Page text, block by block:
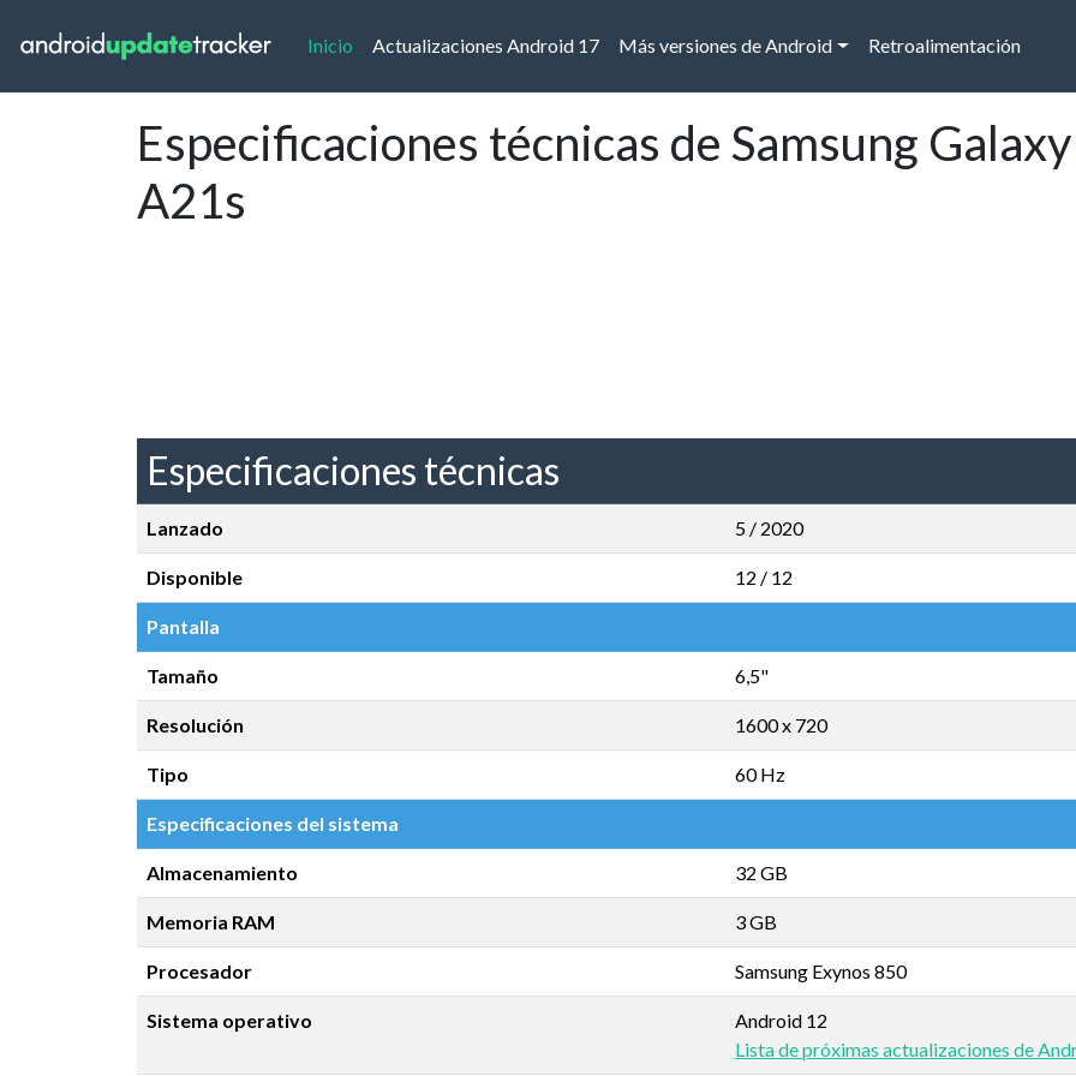
Inicio (current)
Actualizaciones Android 17 Más versiones de Android Retroalimentación
Especificaciones técnicas de Samsung Galaxy
A21s
Especificaciones técnicas
Lanzado 5 / 2020
Disponible 12 / 12
Pantalla
Tamaño 6,5"
Resolución 1600 x 720
Tipo 60 Hz
Especificaciones del sistema
Almacenamiento 32 GB
Memoria RAM 3 GB
Procesador Samsung Exynos 850
Sistema operativo
Android 12
Lista de próximas actualizaciones de